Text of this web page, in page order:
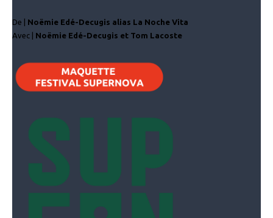
De | Noëmie Edé-Decugis alias La Noche Vita
Avec |
Noëmie Edé-Decugis et Tom Lacoste